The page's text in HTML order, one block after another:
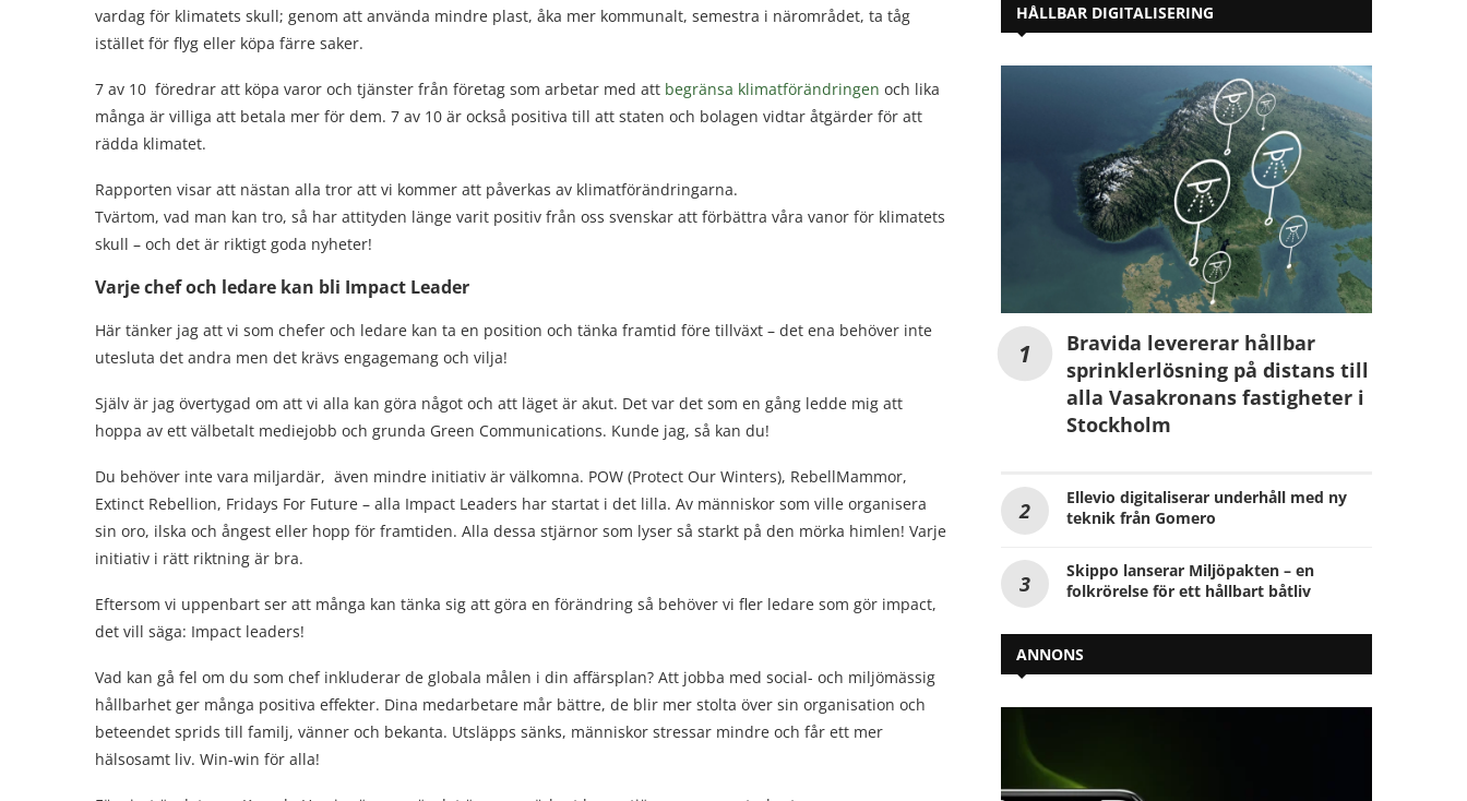
vardag för klimatets skull; genom att använda mindre plast, åka mer kommunalt, semestra i närområdet, ta tåg
istället för flyg eller köpa färre saker.
7 av 10 föredrar att köpa varor och tjänster från företag som arbetar med att begränsa klimatförändringen och lika
många är villiga att betala mer för dem. 7 av 10 är också positiva till att staten och bolagen vidtar åtgärder för att
rädda klimatet.
Rapporten visar att nästan alla tror att vi kommer att påverkas av klimatförändringarna.
Tvärtom, vad man kan tro, så har attityden länge varit positiv från oss svenskar att förbättra våra vanor för klimatets
skull – och det är riktigt goda nyheter!
Varje chef och ledare kan bli Impact Leader
Här tänker jag att vi som chefer och ledare kan ta en position och tänka framtid före tillväxt – det ena behöver inte
utesluta det andra men det krävs engagemang och vilja!
Själv är jag övertygad om att vi alla kan göra något och att läget är akut. Det var det som en gång ledde mig att
hoppa av ett välbetalt mediejobb och grunda Green Communications. Kunde jag, så kan du!
Du behöver inte vara miljardär, även mindre initiativ är välkomna. POW (Protect Our Winters), RebellMammor,
Extinct Rebellion, Fridays For Future – alla Impact Leaders har startat i det lilla. Av människor som ville organisera
sin oro, ilska och ångest eller hopp för framtiden. Alla dessa stjärnor som lyser så starkt på den mörka himlen! Varje
initiativ i rätt riktning är bra.
Eftersom vi uppenbart ser att många kan tänka sig att göra en förändring så behöver vi fler ledare som gör impact,
det vill säga: Impact leaders!
Vad kan gå fel om du som chef inkluderar de globala målen i din affärsplan? Att jobba med social- och miljömässig
hållbarhet ger många positiva effekter. Dina medarbetare mår bättre, de blir mer stolta över sin organisation och
beteendet sprids till familj, vänner och bekanta. Utsläpps sänks, människor stressar mindre och får ett mer
hälsosamt liv. Win-win för alla!
HÅLLBAR DIGITALISERING
Bravida levererar hållbar
sprinklerlösning på distans till
alla Vasakronans fastigheter i
Stockholm
Ellevio digitaliserar underhåll med ny
teknik från Gomero
Skippo lanserar Miljöpakten – en
folkrörelse för ett hållbart båtliv
ANNONS